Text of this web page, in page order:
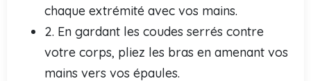
chaque extrémité avec vos mains.
2. En gardant les coudes serrés contre
votre corps, pliez les bras en amenant vos
mains vers vos épaules.